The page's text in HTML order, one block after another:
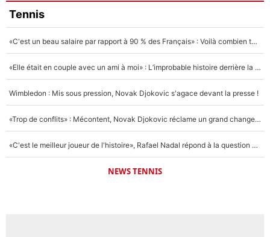
Tennis
«C'est un beau salaire par rapport à 90 % des Français» : Voilà combien touchait Nelson Monfort sur France Télévisions avant de rejoindre CNews
«Elle était en couple avec un ami à moi» : L’improbable histoire derrière la «seule relation longue» de Novak Djokovic
Wimbledon : Mis sous pression, Novak Djokovic s'agace devant la presse !
«Trop de conflits» : Mécontent, Novak Djokovic réclame un grand changement !
«C'est le meilleur joueur de l'histoire», Rafael Nadal répond à la question que tout le monde se pose !
NEWS TENNIS